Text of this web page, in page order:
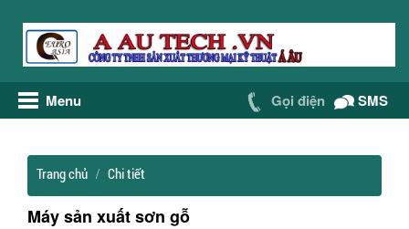
Menu Gọi điện SMS
Trang chủ Chi tiết
Máy sản xuất sơn gỗ